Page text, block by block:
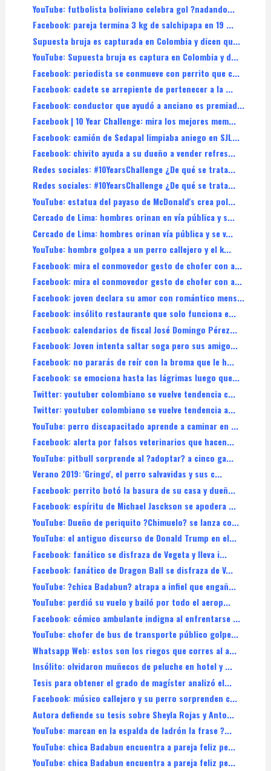
YouTube: futbolista boliviano celebra gol ?nadando...
Facebook: pareja termina 3 kg de salchipapa en 19 ...
Supuesta bruja es capturada en Colombia y dicen qu...
YouTube: Supuesta bruja es captura en Colombia y d...
Facebook: periodista se conmueve con perrito que c...
Facebook: cadete se arrepiente de pertenecer a la ...
Facebook: conductor que ayudó a anciano es premiad...
Facebook | 10 Year Challenge: mira los mejores mem...
Facebook: camión de Sedapal limpiaba aniego en SJL...
Facebook: chivito ayuda a su dueño a vender refres...
Redes sociales: #10YearsChallenge ¿De qué se trata...
Redes sociales: #10YearsChallenge ¿De qué se trata...
YouTube: estatua del payaso de McDonald's crea pol...
Cercado de Lima: hombres orinan en vía pública y s...
Cercado de Lima: hombres orinan vía pública y se v...
YouTube: hombre golpea a un perro callejero y el k...
Facebook: mira el conmovedor gesto de chofer con a...
Facebook: mira el conmovedor gesto de chofer con a...
Facebook: joven declara su amor con romántico mens...
Facebook: insólito restaurante que solo funciona e...
Facebook: calendarios de fiscal José Domingo Pérez...
Facebook: Joven intenta saltar soga pero sus amigo...
Facebook: no pararás de reír con la broma que le h...
Facebook: se emociona hasta las lágrimas luego que...
Twitter: youtuber colombiano se vuelve tendencia c...
Twitter: youtuber colombiano se vuelve tendencia a...
YouTube: perro discapacitado aprende a caminar en ...
Facebook: alerta por falsos veterinarios que hacen...
YouTube: pitbull sorprende al ?adoptar? a cinco ga...
Verano 2019: 'Gringo', el perro salvavidas y sus c...
Facebook: perrito botó la basura de su casa y dueñ...
Facebook: espíritu de Michael Jasckson se apodera ...
YouTube: Dueño de periquito ?Chimuelo? se lanza co...
YouTube: el antiguo discurso de Donald Trump en el...
Facebook: fanático se disfraza de Vegeta y lleva i...
Facebook: fanático de Dragon Ball se disfraza de V...
YouTube: ?chica Badabun? atrapa a infiel que engañ...
YouTube: perdió su vuelo y bailó por todo el aerop...
Facebook: cómico ambulante indigna al enfrentarse ...
YouTube: chofer de bus de transporte público golpe...
Whatsapp Web: estos son los riegos que corres al a...
Insólito: olvidaron muñecos de peluche en hotel y ...
Tesis para obtener el grado de magíster analizó el...
Facebook: músico callejero y su perro sorprenden c...
Autora defiende su tesis sobre Sheyla Rojas y Anto...
YouTube: marcan en la espalda de ladrón la frase ?...
YouTube: chica Badabun encuentra a pareja feliz pe...
YouTube: chica Badabun encuentra a pareja feliz pe...